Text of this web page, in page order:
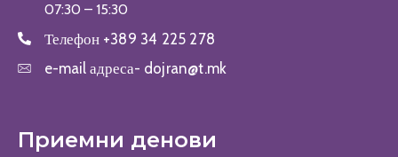
07:30 – 15:30
Телефон +389 34 225 278
e-mail адреса- dojran@t.mk
Приемни денови